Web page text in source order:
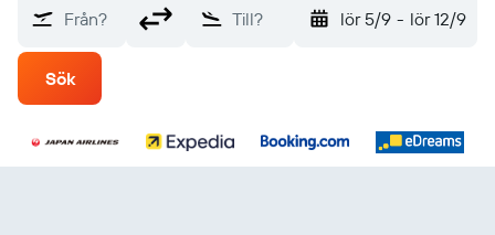
Från? Till? lör 5/9 - lör 12/9
Sök